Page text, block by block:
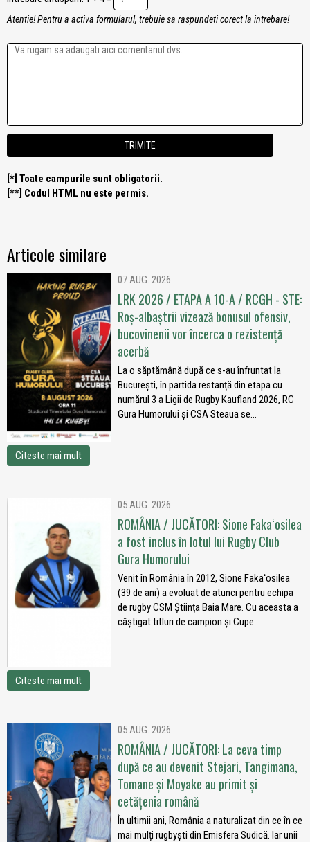
Atentie! Pentru a activa formularul, trebuie sa raspundeti corect la intrebare!
[*] Toate campurile sunt obligatorii.
[**] Codul HTML nu este permis.
Articole similare
07 AUG. 2026
LRK 2026 / ETAPA A 10-A / RCGH - STE:
Roș-albaștrii vizează bonusul ofensiv,
bucovinenii vor încerca o rezistență
acerbă
La o săptămână după ce s-au înfruntat la
București, în partida restanță din etapa cu
numărul 3 a Ligii de Rugby Kaufland 2026, RC
Gura Humorului și CSA Steaua se...
Citeste mai mult
05 AUG. 2026
ROMÂNIA / JUCĂTORI: Sione Fakaʻosilea
a fost inclus în lotul lui Rugby Club
Gura Humorului
Venit în România în 2012, Sione Fakaʻosilea
(39 de ani) a evoluat de atunci pentru echipa
de rugby CSM Știința Baia Mare. Cu aceasta a
câștigat titluri de campion și Cupe...
Citeste mai mult
05 AUG. 2026
ROMÂNIA / JUCĂTORI: La ceva timp
după ce au devenit Stejari, Tangimana,
Tomane și Moyake au primit și
cetățenia română
În ultimii ani, România a naturalizat din ce în ce
mai mulți rugbyști din Emisfera Sudică. Iar unii